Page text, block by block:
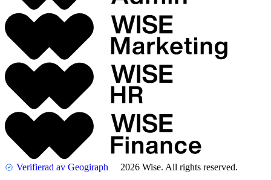
Verifierad av Geogiraph 2026 Wise. All rights reserved.